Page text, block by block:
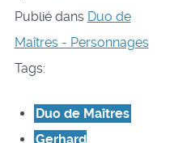
Publié dans Duo de
Maîtres - Personnages
Tags:
Duo de Maîtres
Gerhard